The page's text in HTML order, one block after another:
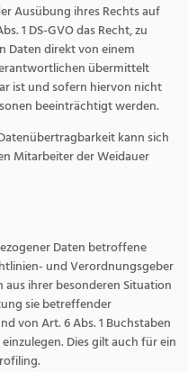
Ausübung ihres Rechts auf
1 DS-GVO das Recht, zu
Daten direkt von einem
übermittelt
ist und sofern hiervon nicht
beeinträchtigt werden.
kann sich
Mitarbeiter der Weidauer
Daten betroffene
und Verordnungsgeber
ihrer besonderen Situation
sie betreffender
von Art. 6 Abs. 1 Buchstaben
Dies gilt auch für ein